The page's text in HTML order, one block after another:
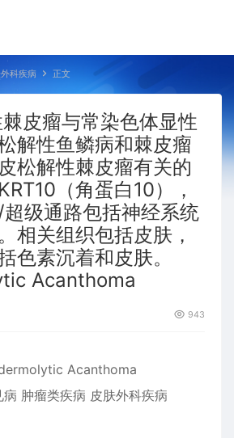
科疾病 正文
皮瘤与常染色体显性
解性鱼鳞病和棘皮瘤
松解性棘皮瘤有关的
（角蛋白10），
级通路包括神经系统
相关组织包括皮肤，
色素沉着和皮肤。
Acanthoma
943
Acanthoma
肿瘤类疾病 皮肤外科疾病